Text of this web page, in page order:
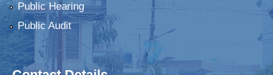
Public Hearing
Public Audit